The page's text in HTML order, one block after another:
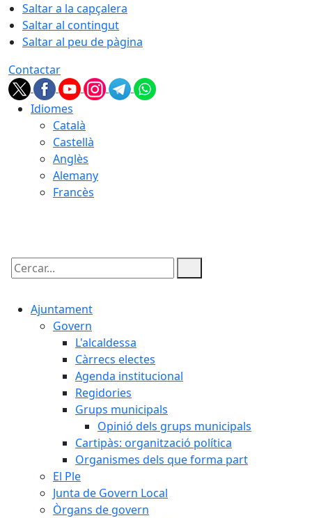
Saltar a la capçalera
Saltar al contingut
Saltar al peu de pàgina
Contactar
Idiomes
Català
Castellà
Anglès
Alemany
Francès
Cercar:
Ajuntament
Govern
L'alcaldessa
Càrrecs electes
Agenda institucional
Regidories
Grups municipals
Opinió dels grups municipals
Cartipàs: organització política
Organismes dels que forma part
El Ple
Junta de Govern Local
Òrgans de govern